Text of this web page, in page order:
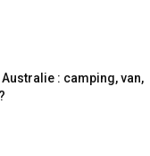
: camping, van,